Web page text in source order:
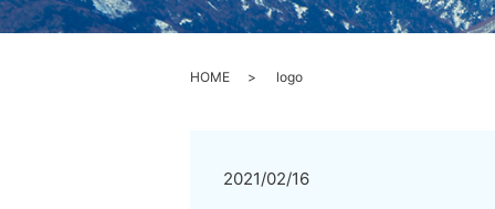
HOME logo
2021/02/16